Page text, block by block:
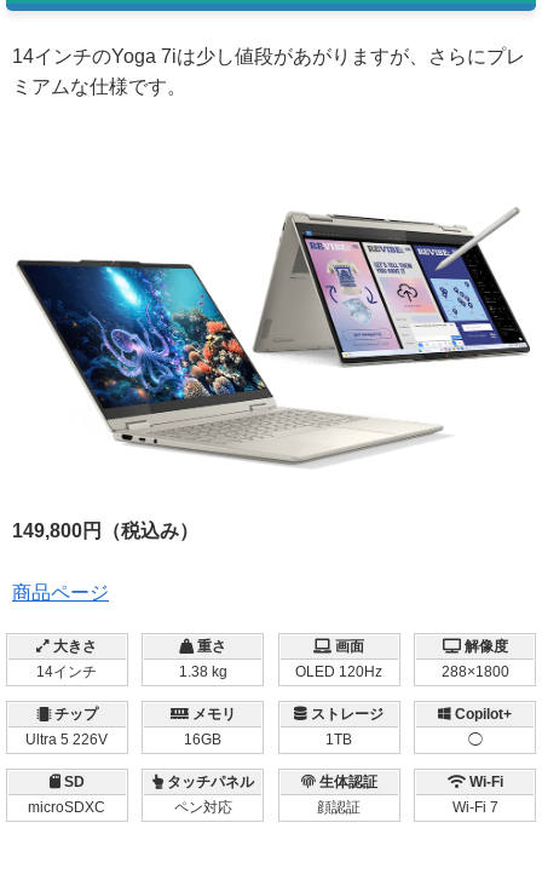
14インチのYoga 7iは少し値段があがりますが、さらにプレ
ミアムな仕様です。
149,800円（税込み）
商品ページ
大きさ
14インチ
重さ
1.38 kg
画面
OLED 120Hz
解像度
288×1800
チップ
Ultra 5 226V
メモリ
16GB
ストレージ
1TB
Copilot+
◯
SD
microSDXC
タッチパネル
ペン対応
生体認証
顔認証
Wi-Fi
Wi-Fi 7